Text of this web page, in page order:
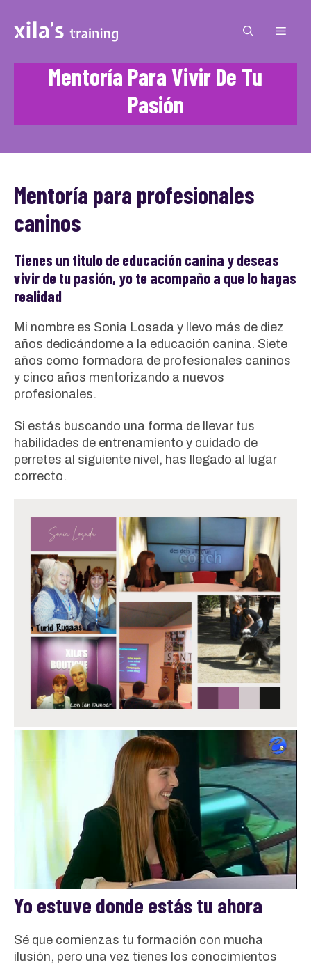
contenido
Mentoría Para Vivir De Tu
Pasión
Mentoría para profesionales
caninos
Tienes un titulo de educación canina y deseas
vivir de tu pasión, yo te acompaño a que lo hagas
realidad
Mi nombre es Sonia Losada y llevo más de diez
años dedicándome a la educación canina. Siete
años como formadora de profesionales caninos
y cinco años mentorizando a nuevos
profesionales.
Si estás buscando una forma de llevar tus
habilidades de entrenamiento y cuidado de
perretes al siguiente nivel, has llegado al lugar
correcto.
Yo estuve donde estás tu ahora
Sé que comienzas tu formación con mucha
ilusión, pero una vez tienes los conocimientos